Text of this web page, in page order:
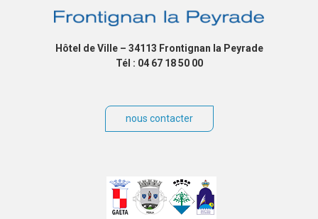
Hôtel de Ville – 34113 Frontignan la Peyrade
Tél : 04 67 18 50 00
nous contacter